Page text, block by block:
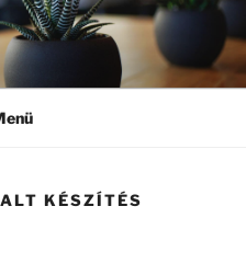
KÉSZÍTÉS